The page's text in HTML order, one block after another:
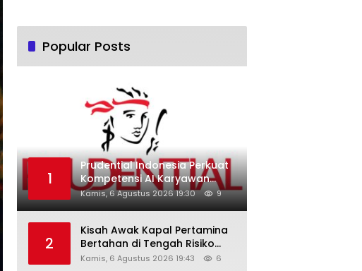
Popular Posts
1
Prudential Indonesia Perkuat
Kompetensi AI Karyawan
Lewat AI Week
Kamis, 6 Agustus 2026 19:30 9
2
Kisah Awak Kapal Pertamina
Bertahan di Tengah Risiko
Pelayaran Selat Hormuz
Kamis, 6 Agustus 2026 19:43 6